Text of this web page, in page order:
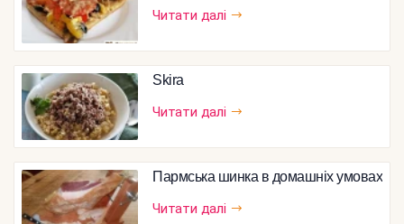
Читати далі
Skira
Читати далі
Пармська шинка в домашніх умовах
Читати далі